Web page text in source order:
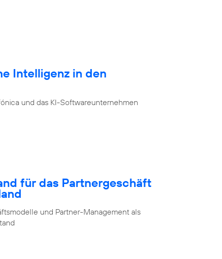
Intelligenz in den
und das KI-Softwareunternehmen
für das Partnergeschäft
und Partner-Management als